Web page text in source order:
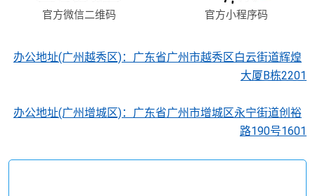
官方微信二维码 官方小程序码
办公地址(广州越秀区)：广东省广州市越秀区白云街道辉煌
大厦B栋2201
办公地址(广州增城区)：广东省广州市增城区永宁街道创裕
路190号1601